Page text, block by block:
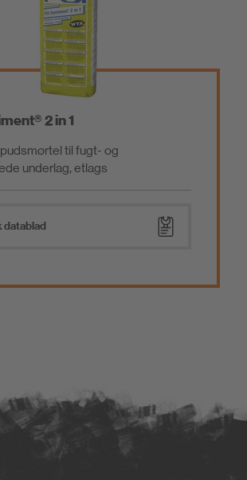
Understøbningsmørtler/Belægnin
ger
Klæbere og Montagemørtel
Additiver
Overfladebehandling
Vandtætning og Sanering
2 in 1
til fugt- og
underlag, etlags
datablad